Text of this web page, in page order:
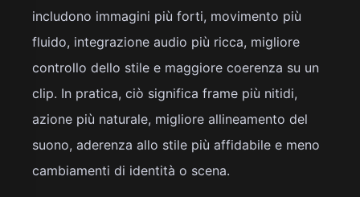
includono immagini più forti, movimento più
fluido, integrazione audio più ricca, migliore
controllo dello stile e maggiore coerenza su un
clip. In pratica, ciò significa frame più nitidi,
azione più naturale, migliore allineamento del
suono, aderenza allo stile più affidabile e meno
cambiamenti di identità o scena.